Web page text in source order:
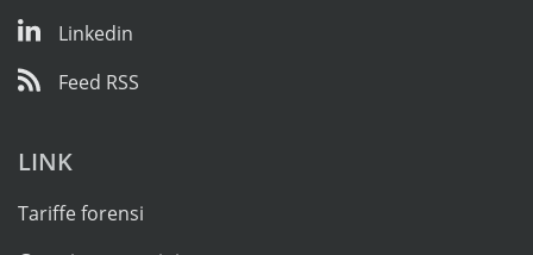
Linkedin
Feed RSS
LINK
Tariffe forensi